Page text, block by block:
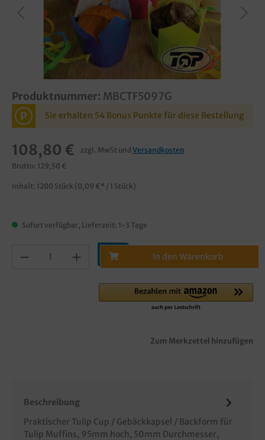
Produktnummer: MBCTF5097G
P Sie erhalten 54 Bonus Punkte für diese Bestellung
108,80 € zzgl. MwSt und Versandkosten
Brutto: 129,50 €
Inhalt: 1200 Stück (0,09 €* / 1 Stück)
Sofort verfügbar, Lieferzeit: 1-3 Tage
In den Warenkorb
Zum Merkzettel hinzufügen
Beschreibung
Praktischer Tulip Cup / Gebäckkapsel / Backform für
Tulip Muffins, 95mm hoch, 50mm Durchmesser,